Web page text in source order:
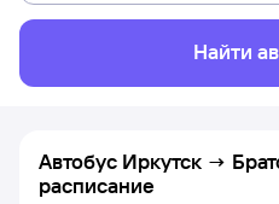
Найти
Автобус Иркутск →
расписание